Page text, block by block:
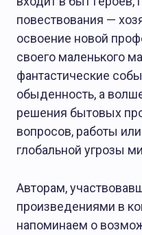
повествования —
освоение новой
своего маленького
фантастические
обыденность, а
решения бытовых
вопросов, работы
глобальной угрозы
Авторам,
произведениями в
напоминаем о